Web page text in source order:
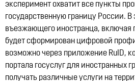
эксперимент охватит все пункты
государственную границу России.
въезжающего иностранца, включая
будет сформирован цифровой
возможно через приложение RuID,
портала госуслуг для иностранных
получать различные услуги на